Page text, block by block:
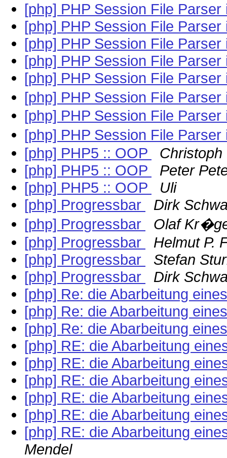
[php] PHP Session File
[php] PHP Session File
[php] PHP Session File
[php] PHP Session File
[php] PHP Session File
[php] PHP Session File
[php] PHP Session File
[php] PHP Session File
[php] PHP5 :: OOP
Christoph
[php] PHP5 :: OOP
Peter
[php] PHP5 :: OOP
Uli
[php] Progressbar
Dirk
[php] Progressbar
Olaf
[php] Progressbar
Helmut P.
[php] Progressbar
Stefan
[php] Progressbar
Dirk
[php] Re: die Abarbeitung
[php] Re: die Abarbeitung
[php] Re: die Abarbeitung
[php] RE: die Abarbeitung
[php] RE: die Abarbeitung
[php] RE: die Abarbeitung
[php] RE: die Abarbeitung
[php] RE: die Abarbeitung
[php] RE: die Abarbeitung
Mendel